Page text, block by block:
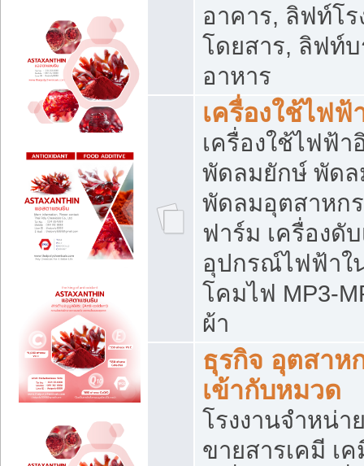
อาคาร, ลิฟท์โ
โดยสาร, ลิฟท์
อาหาร
เครื่องใช้ไฟฟ้
เครื่องใช้ไฟฟ้า
พัดลมยักษ์ พัด
พัดลมอุตสาหก
ฟาร์ม เครื่องดั
อุปกรณ์ไฟฟ้าใ
โคมไฟ MP3-
ผ้า
ธุรกิจ อุตสาห
เข้ากับหมวด
โรงงานจำหน่
ขายสารเคมี เ